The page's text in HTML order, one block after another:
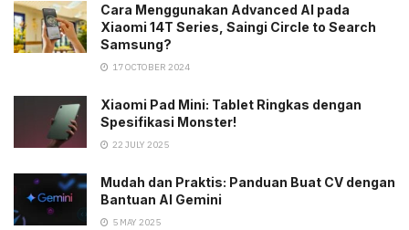
Cara Menggunakan Advanced AI pada
Xiaomi 14T Series, Saingi Circle to Search
Samsung?
17 OCTOBER 2024
Xiaomi Pad Mini: Tablet Ringkas dengan
Spesifikasi Monster!
22 JULY 2025
Mudah dan Praktis: Panduan Buat CV dengan
Bantuan AI Gemini
5 MAY 2025